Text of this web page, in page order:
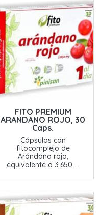
FITO PREMIUM
ARANDANO ROJO, 30
Caps.
Cápsulas con
fitocomplejo de
Arándano rojo,
equivalente a 3.650 ...